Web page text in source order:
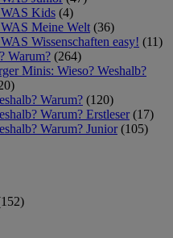
Kids (4)
Meine Welt (36)
Wissenschaften easy! (11)
Warum? (264)
Minis: Wieso? Weshalb?
Warum? (120)
Warum? Erstleser (17)
Warum? Junior (105)